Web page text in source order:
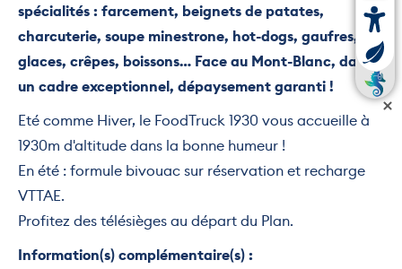
spécialités : farcement, beignets de patates,
charcuterie, soupe minestrone, hot-dogs, gaufres,
glaces, crêpes, boissons… Face au Mont-Blanc, dans
un cadre exceptionnel, dépaysement garanti !
Eté comme Hiver, le FoodTruck 1930 vous accueille à
1930m d'altitude dans la bonne humeur !
En été : formule bivouac sur réservation et recharge
VTTAE.
Profitez des télésièges au départ du Plan.
Information(s) complémentaire(s) :